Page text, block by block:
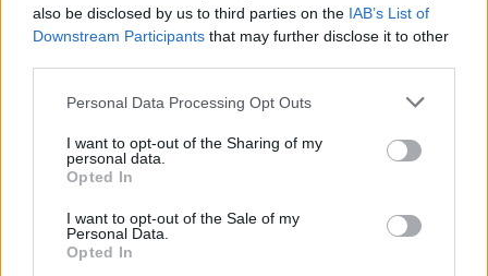
also be disclosed by us to third parties on the IAB’s List of
Downstream Participants that may further disclose it to other
Personal Data Processing Opt Outs
I want to opt-out of the Sharing of my
personal data.
Opted In
I want to opt-out of the Sale of my
Personal Data.
Opted In
V brazilském státě Mato
Grosso museli minulý týden v
budovy vniklo několik
hlavním vchodem, informovala agentura AP.
omezující rozmnožování holubů
8.8.2026 11:31 | ZNOJMO (